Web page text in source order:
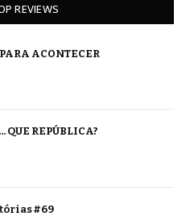
REVIEWS
ACONTECER
QUE REPÚBLICA?
#69